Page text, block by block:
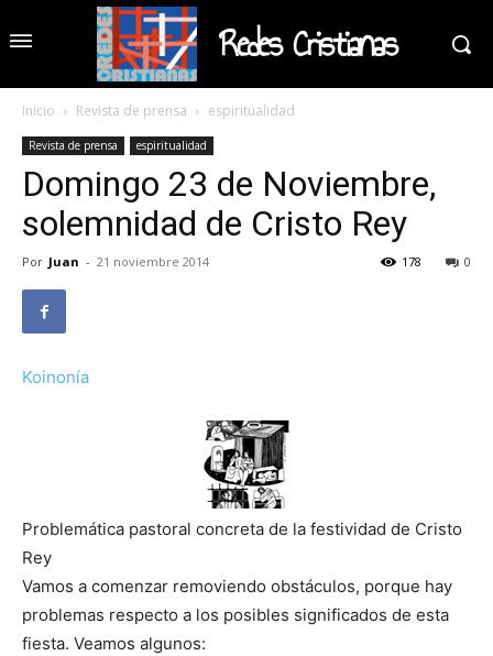
Redes Cristianas
Inicio Revista de prensa espiritualidad
Revista de prensa espiritualidad
Domingo 23 de Noviembre,
solemnidad de Cristo Rey
Por Juan - 21 noviembre 2014 0
178
Koinonía
Problemática pastoral concreta de la festividad de Cristo
Rey
Vamos a comenzar removiendo obstáculos, porque hay
problemas respecto a los posibles significados de esta
fiesta. Veamos algunos: